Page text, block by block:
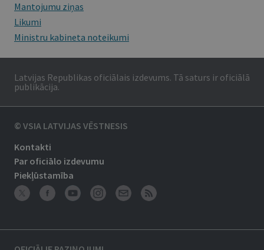
Mantojumu ziņas
Likumi
Ministru kabineta noteikumi
Latvijas Republikas oficiālais izdevums. Tā saturs ir oficiālā
publikācija.
© VSIA LATVIJAS VĒSTNESIS
Kontakti
Par oficiālo izdevumu
Piekļūstamība